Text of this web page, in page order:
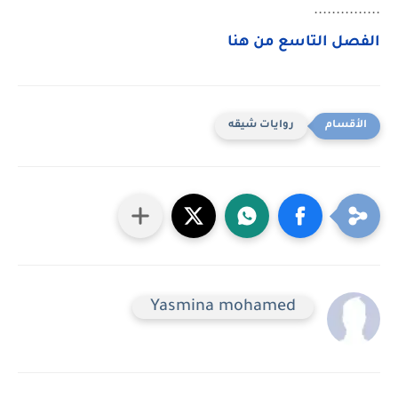
...............
الفصل التاسع من هنا
روايات شيقه
Yasmina mohamed